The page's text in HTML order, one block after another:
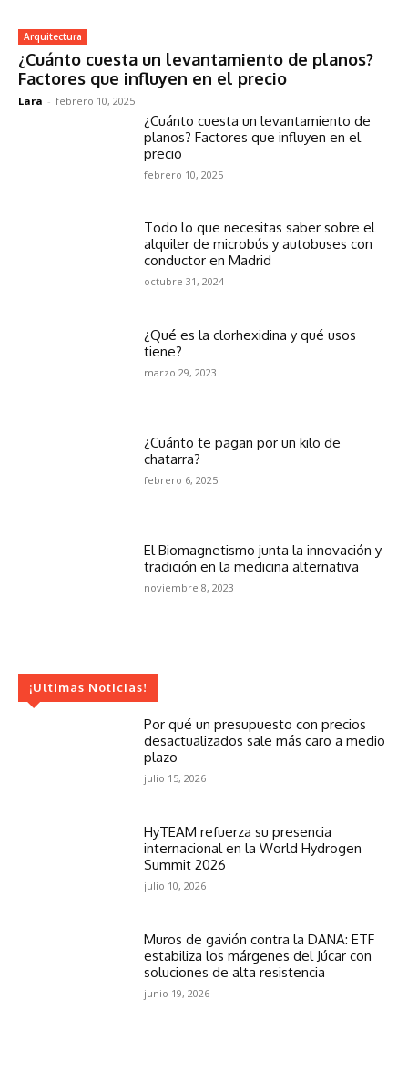
Arquitectura
¿Cuánto cuesta un levantamiento de planos?
Factores que influyen en el precio
Lara - febrero 10, 2025
¿Cuánto cuesta un levantamiento de
planos? Factores que influyen en el
precio
febrero 10, 2025
Todo lo que necesitas saber sobre el
alquiler de microbús y autobuses con
conductor en Madrid
octubre 31, 2024
¿Qué es la clorhexidina y qué usos
tiene?
marzo 29, 2023
¿Cuánto te pagan por un kilo de
chatarra?
febrero 6, 2025
El Biomagnetismo junta la innovación y
tradición en la medicina alternativa
noviembre 8, 2023
¡Ultimas Noticias!
Por qué un presupuesto con precios
desactualizados sale más caro a medio
plazo
julio 15, 2026
HyTEAM refuerza su presencia
internacional en la World Hydrogen
Summit 2026
julio 10, 2026
Muros de gavión contra la DANA: ETF
estabiliza los márgenes del Júcar con
soluciones de alta resistencia
junio 19, 2026